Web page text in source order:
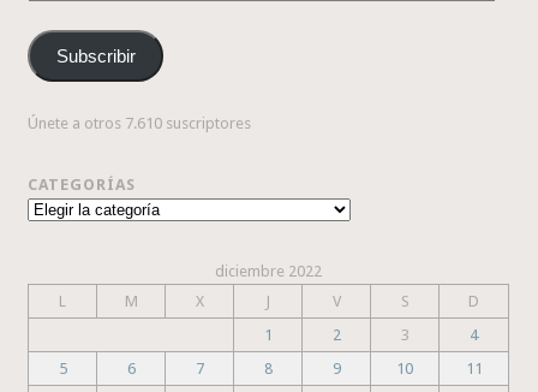
correo
electrónico
Subscribir
Únete a otros 7.610 suscriptores
CATEGORÍAS
Categorías
diciembre 2022
L
M X J V S
D
1
2 3
4
5
6 7 8 9 10
11